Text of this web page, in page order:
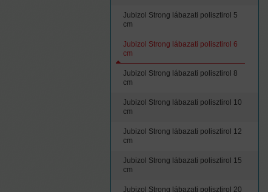
Jubizol Strong lábazati polisztirol 5
cm
Jubizol Strong lábazati polisztirol 6
cm
Jubizol Strong lábazati polisztirol 8
cm
Jubizol Strong lábazati polisztirol 10
cm
Jubizol Strong lábazati polisztirol 12
cm
Jubizol Strong lábazati polisztirol 15
cm
Jubizol Strong lábazati polisztirol 20